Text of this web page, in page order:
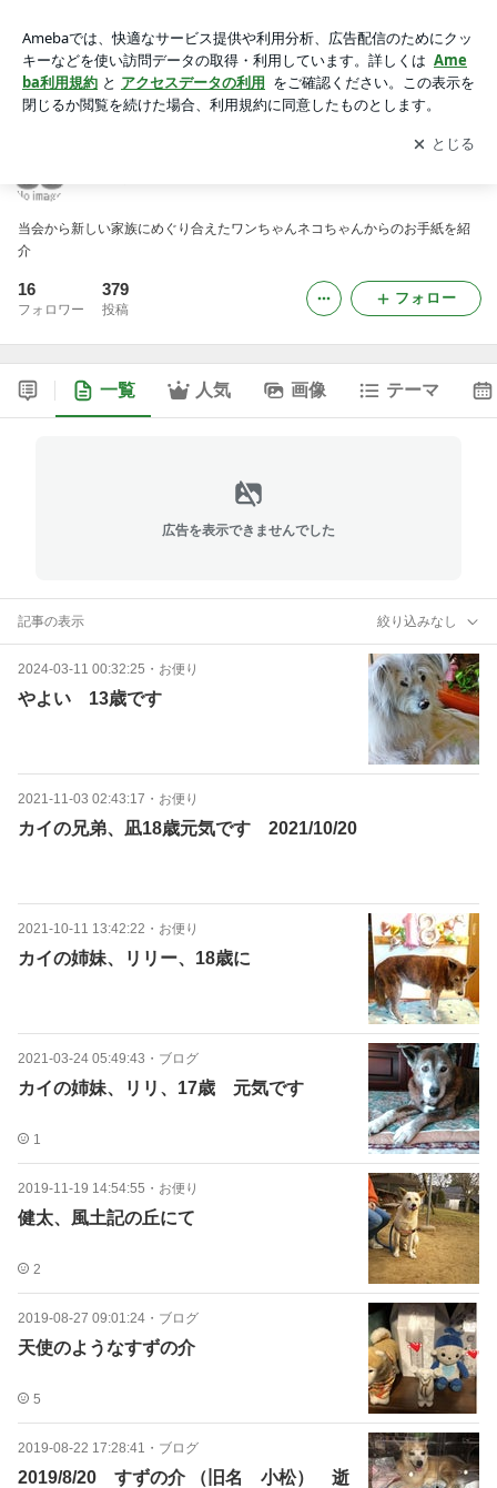
アプリをダウンロードして ブログの更新通知
を受け取りまし
ょう。
開く
当会から新しい家族にめぐり合えたワンちゃんネコちゃんからのお手紙を紹
介
16
フォロワー
379
投稿
フォロー
一覧 人気 画像 テーマ
広告を表示できませんでした
記事の表示 絞り込みなし
2024-03-11 00:32:25 ・ お便り
やよい 13歳です
2021-11-03 02:43:17 ・ お便り
カイの兄弟、凪18歳元気です 2021/10/20
2021-10-11 13:42:22 ・ お便り
カイの姉妹、リリー、18歳に
2021-03-24 05:49:43 ・ ブログ
カイの姉妹、リリ、17歳 元気です
1
2019-11-19 14:54:55 ・ お便り
健太、風土記の丘にて
2
2019-08-27 09:01:24 ・ ブログ
天使のようなすずの介
5
2019-08-22 17:28:41 ・ ブログ
2019/8/20 すずの介 （旧名 小松） 逝